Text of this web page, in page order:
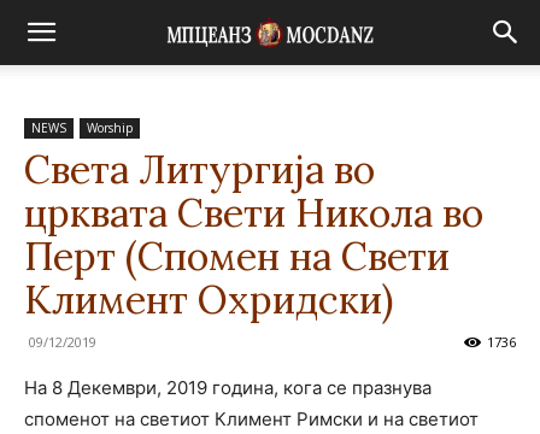
NEWS Worship
Света Литургија во
црквата Свети Никола во
Перт (Спомен на Свети
Климент Охридски)
09/12/2019 1736
На 8 Декември, 2019 година, кога се празнува
споменот на светиот Климент Римски и на светиот